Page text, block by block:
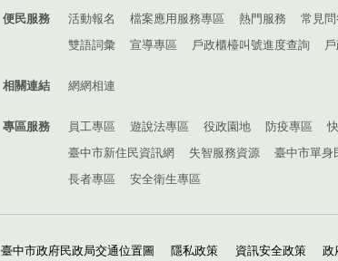
便民服務 活動報名 檔案應用服務專區 熱門服務 常見問
雙語詞彙
宣導專區 戶政櫃檯叫號進度查詢
相關連結 網網相連
專區服務 員工專區 遊說法專區 役政園地 防疫專區
臺中市新住民資訊網
失智服務資源 臺中市單身
長者專區
安全衛生專區
臺中市政府民政局交通位置圖 隱私政策 資訊安全政策 政